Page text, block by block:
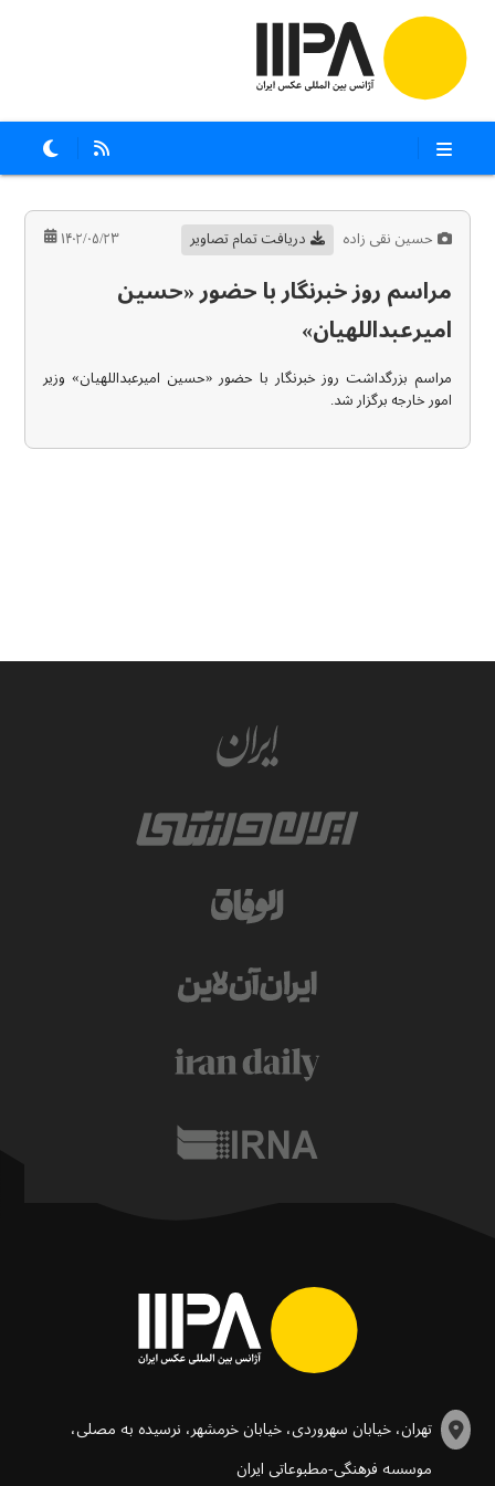
حسین نقی زاده دریافت تمام تصاویر ۱۴۰۲/۰۵/۲۳
مراسم روز خبرنگار با حضور «حسین
امیرعبداللهیان»
مراسم بزرگداشت روز خبرنگار با حضور «حسین امیرعبداللهیان» وزیر
امور خارجه برگزار شد.
تهران، خیابان سهروردی، خیابان خرمشهر، نرسیده به مصلی،
موسسه فرهنگی-مطبوعاتی ایران